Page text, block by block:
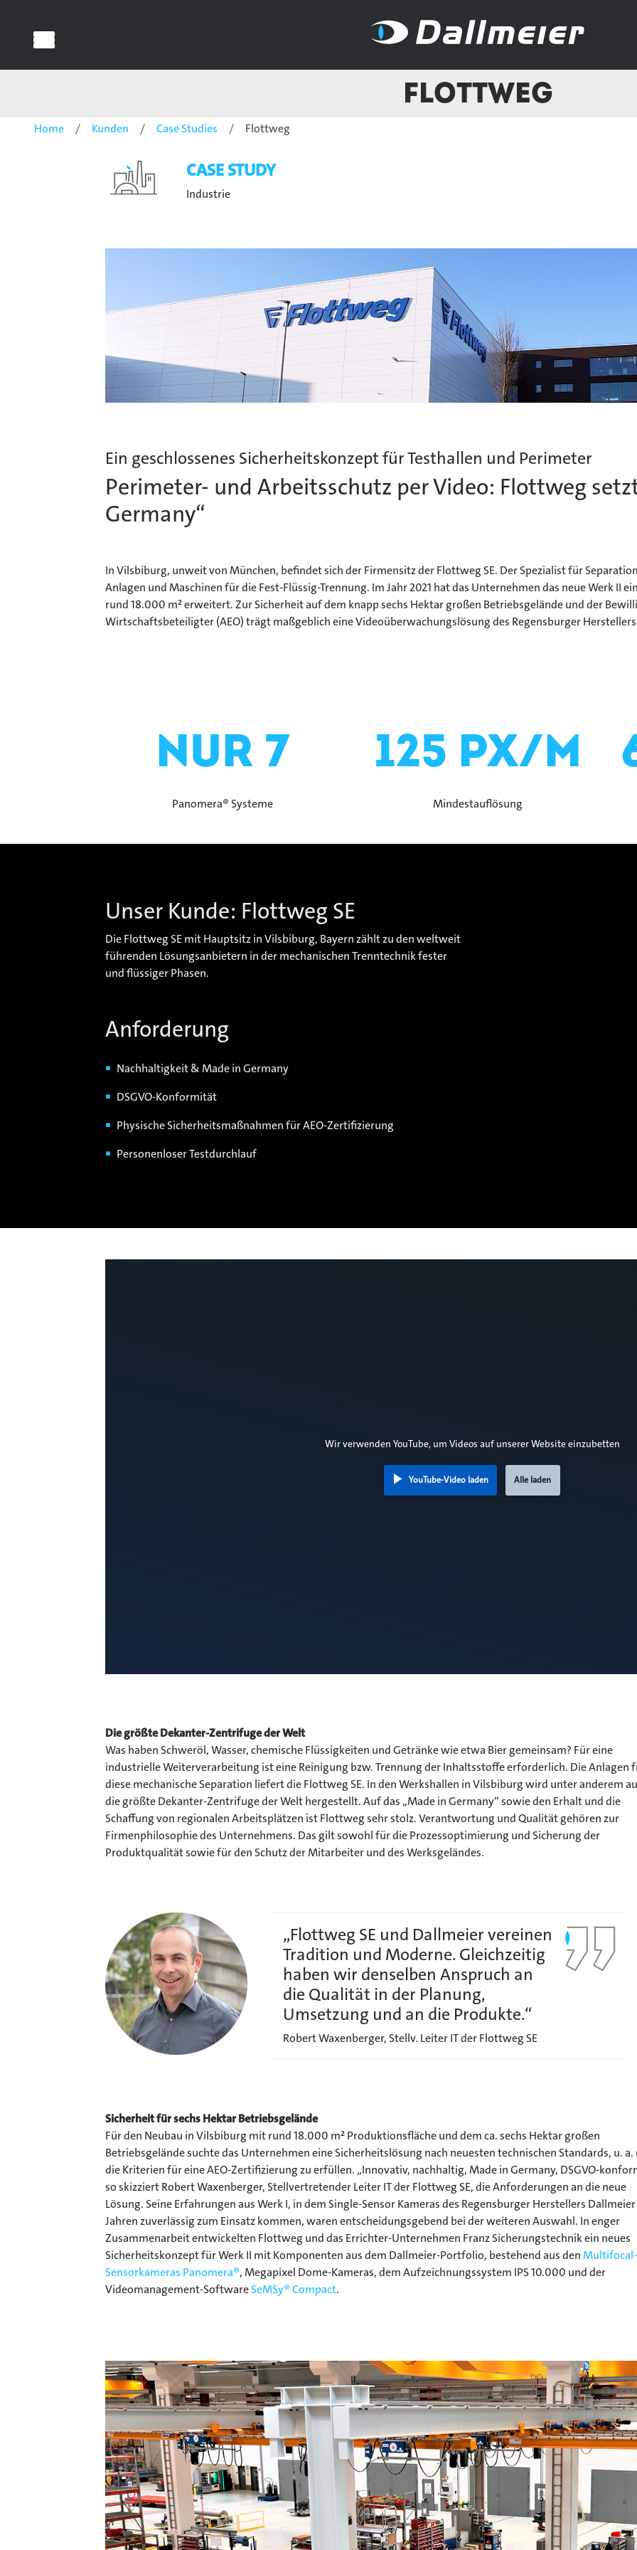
Flottweg
Home Kunden Case Studies Flottweg
CASE STUDY
Industrie
Ein geschlossenes Sicherheitskonzept für Testhallen und Perimeter
Perimeter- und Arbeitsschutz per Video: Flottweg
Germany“
In Vilsbiburg, unweit von München, befindet sich der Firmensitz der Flottweg SE. Der Spezialist für
Anlagen und Maschinen für die Fest-Flüssig-Trennung. Im Jahr 2021 hat das Unternehmen das neue Werk II
rund 18.000 m² erweitert. Zur Sicherheit auf dem knapp sechs Hektar großen Betriebsgelände und der
Wirtschaftsbeteiligter (AEO) trägt maßgeblich eine Videoüberwachungslösung des Regensburger
nur 7
Panomera® Systeme
125 px/m
Mindestauflösung
Unser Kunde: Flottweg SE
Die Flottweg SE mit Hauptsitz in Vilsbiburg, Bayern zählt zu den weltweit
führenden Lösungsanbietern in der mechanischen Trenntechnik fester
und flüssiger Phasen.
Anforderung
Nachhaltigkeit & Made in Germany
DSGVO-Konformität
Physische Sicherheitsmaßnahmen für AEO-Zertifizierung
Personenloser Testdurchlauf
Wir verwenden YouTube, um Videos auf unserer Website einzubetten
YouTube-Video laden Alle laden
Die größte Dekanter-Zentrifuge der Welt
Was haben Schweröl, Wasser, chemische Flüssigkeiten und Getränke wie etwa Bier gemeinsam? Für eine
industrielle Weiterverarbeitung ist eine Reinigung bzw. Trennung der Inhaltsstoffe erforderlich. Die Anlagen
diese mechanische Separation liefert die Flottweg SE. In den Werkshallen in Vilsbiburg wird unter anderem
die größte Dekanter-Zentrifuge der Welt hergestellt. Auf das „Made in Germany“ sowie den Erhalt und die
Schaffung von regionalen Arbeitsplätzen ist Flottweg sehr stolz. Verantwortung und Qualität gehören zur
Firmenphilosophie des Unternehmens. Das gilt sowohl für die Prozessoptimierung und Sicherung der
Produktqualität sowie für den Schutz der Mitarbeiter und des Werksgeländes.
„Flottweg SE und Dallmeier vereinen
Tradition und Moderne. Gleichzeitig
haben wir denselben Anspruch an
die Qualität in der Planung,
Umsetzung und an die Produkte.“
Robert Waxenberger, Stellv. Leiter IT der Flottweg SE
Sicherheit für sechs Hektar Betriebsgelände
Für den Neubau in Vilsbiburg mit rund 18.000 m² Produktionsfläche und dem ca. sechs Hektar großen
Betriebsgelände suchte das Unternehmen eine Sicherheitslösung nach neuesten technischen Standards, u. a.
die Kriterien für eine AEO-Zertifizierung zu erfüllen. „Innovativ, nachhaltig, Made in Germany, DSGVO-
so skizziert Robert Waxenberger, Stellvertretender Leiter IT der Flottweg SE, die Anforderungen an die neue
Lösung. Seine Erfahrungen aus Werk I, in dem Single-Sensor Kameras des Regensburger Herstellers
Jahren zuverlässig zum Einsatz kommen, waren entscheidungsgebend bei der weiteren Auswahl. In enger
Zusammenarbeit entwickelten Flottweg und das Errichter-Unternehmen Franz Sicherungstechnik ein neues
Sicherheitskonzept für Werk II mit Komponenten aus dem Dallmeier-Portfolio, bestehend aus denMultifocal-
Sensorkameras Panomera®, Megapixel Dome-Kameras, dem Aufzeichnungssystem IPS 10.000 und der
Videomanagement-SoftwareSeMSy® Compact.